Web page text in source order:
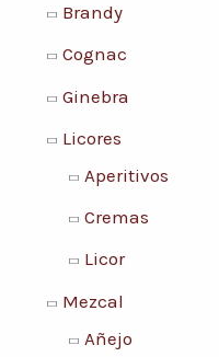
Brandy
Cognac
Ginebra
Licores
Aperitivos
Cremas
Licor
Mezcal
Añejo